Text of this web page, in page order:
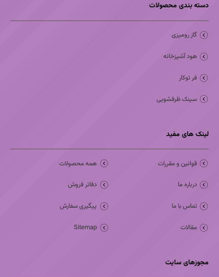
دسته بندی محصولات
گاز رومیزی
هود آشپزخانه
فر توکار
سینک ظرفشویی
لینک های مفید
قوانین و مقررات
درباره ما
تماس با ما
مقالات
همه محصولات
دفاتر فروش
پیگیری سفارش
Sitemap
مجوزهای سایت